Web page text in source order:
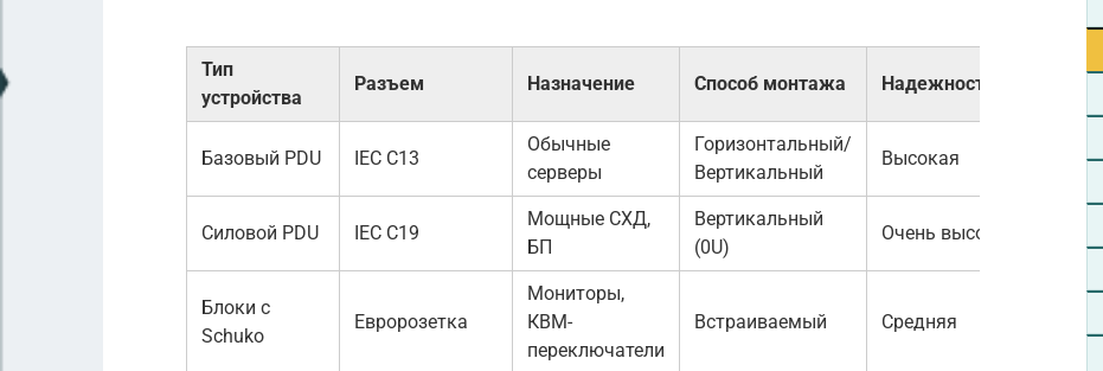
Тип
устройства
Разъем Назначение Способ монтажа Надежность
Базовый PDU IEC C13
Обычные
серверы
Горизонтальный/
Вертикальный
Высокая
Силовой PDU IEC C19
Мощные СХД,
БП
Вертикальный
(0U)
Очень высокая
Блоки с
Schuko
Евророзетка
Мониторы,
КВМ-
переключатели
Встраиваемый Средняя